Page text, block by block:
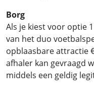
Borg
Als je kiest voor optie
van het duo
opblaasbare attractie
afhaler kan gevraagd
middels een geldig